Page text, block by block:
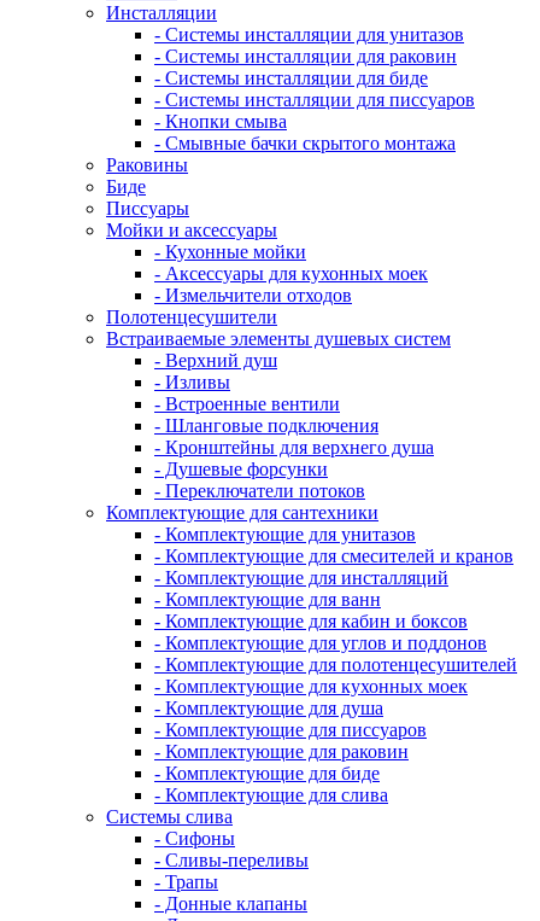
Инсталляции
- Системы инсталляции для унитазов
- Системы инсталляции для раковин
- Системы инсталляции для биде
- Системы инсталляции для писсуаров
- Кнопки смыва
- Смывные бачки скрытого монтажа
Раковины
Биде
Писсуары
Мойки и аксессуары
- Кухонные мойки
- Аксессуары для кухонных моек
- Измельчители отходов
Полотенцесушители
Встраиваемые элементы душевых систем
- Верхний душ
- Изливы
- Встроенные вентили
- Шланговые подключения
- Кронштейны для верхнего душа
- Душевые форсунки
- Переключатели потоков
Комплектующие для сантехники
- Комплектующие для унитазов
- Комплектующие для смесителей и кранов
- Комплектующие для инсталляций
- Комплектующие для ванн
- Комплектующие для кабин и боксов
- Комплектующие для углов и поддонов
- Комплектующие для полотенцесушителей
- Комплектующие для кухонных моек
- Комплектующие для душа
- Комплектующие для писсуаров
- Комплектующие для раковин
- Комплектующие для биде
- Комплектующие для слива
Системы слива
- Сифоны
- Сливы-переливы
- Трапы
- Донные клапаны